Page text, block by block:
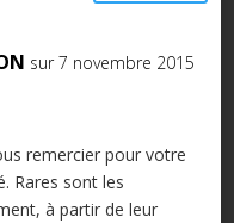
sur 7 novembre 2015
remercier pour votre
Rares sont les
à partir de leur